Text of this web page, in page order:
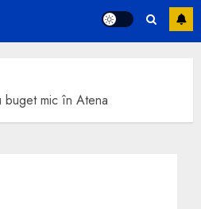
buget mic în Atena